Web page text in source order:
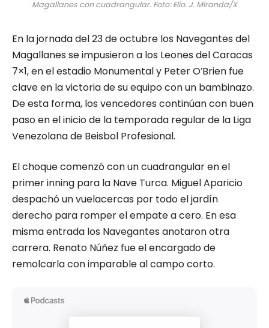
Magallanes con cuadrangular. Foto: Elio. J. Miranda/X
En la jornada del 23 de octubre los Navegantes del
Magallanes se impusieron a los Leones del Caracas
7×1, en el estadio Monumental y Peter O’Brien fue
clave en la victoria de su equipo con un bambinazo.
De esta forma, los vencedores continúan con buen
paso en el inicio de la temporada regular de la Liga
Venezolana de Beisbol Profesional.
El choque comenzó con un cuadrangular en el
primer inning para la Nave Turca. Miguel Aparicio
despachó un vuelacercas por todo el jardín
derecho para romper el empate a cero. En esa
misma entrada los Navegantes anotaron otra
carrera. Renato Núñez fue el encargado de
remolcarla con imparable al campo corto.